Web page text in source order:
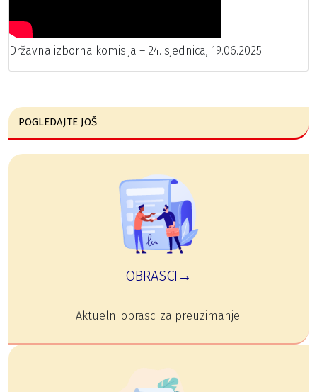
Državna izborna komisija – 24. sjednica, 19.06.2025.
POGLEDAJTE JOŠ
OBRASCI→
Aktuelni obrasci za preuzimanje.